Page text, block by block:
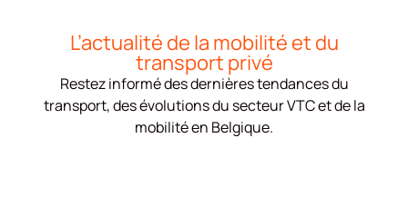
L’actualité de la mobilité et du
transport privé
Restez informé des dernières tendances du
transport, des évolutions du secteur VTC et de la
mobilité en Belgique.